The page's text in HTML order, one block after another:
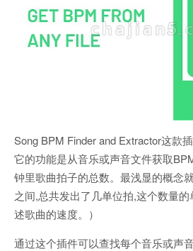
Song BPM Finder and Extractor这款
它的功能是从音乐或声音文件获取
钟里歌曲拍子的总数。最浅显的概念
之间,总共发出了几单位拍,这个数量
述歌曲的速度。）
通过这个插件可以查找每个音乐或声